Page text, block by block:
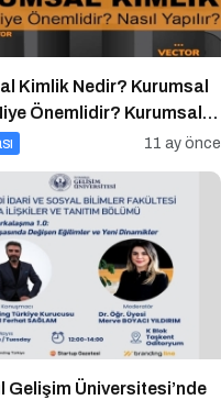
Kimlik Nedir? Kurumsal
Önemlidir? Kurumsal
Yapılır?
11 ay önce
Gelişim Üniversitesi’nde